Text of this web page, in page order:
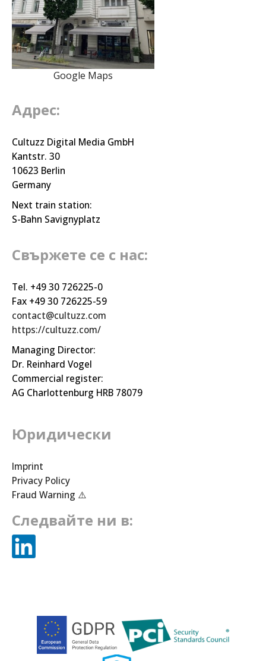
Google Maps
Адрес:
Cultuzz Digital Media GmbH
Kantstr. 30
10623 Berlin
Germany
Next train station:
S-Bahn Savignyplatz
Свържете се с нас:
Tel. +49 30 726225-0
Fax +49 30 726225-59
contact@cultuzz.com
https://cultuzz.com/
Managing Director:
Dr. Reinhard Vogel
Commercial register:
AG Charlottenburg HRB 78079
Юридически
Imprint
Privacy Policy
Fraud Warning ⚠️
Следвайте ни в: